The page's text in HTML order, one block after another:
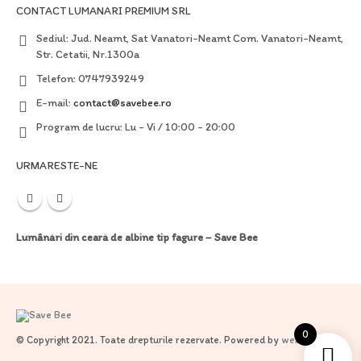
CONTACT LUMANARI PREMIUM SRL
Sediul: Jud. Neamt, Sat Vanatori-Neamt Com. Vanatori-Neamt,
Str. Cetatii, Nr.1300a
Telefon: 0747939249
E-mail: contact@savebee.ro
Program de lucru: Lu - Vi / 10:00 - 20:00
URMARESTE-NE
Lumânări din ceară de albine tip fagure – Save Bee
© Copyright 2021. Toate drepturile rezervate. Powered by webinspire.ro
0